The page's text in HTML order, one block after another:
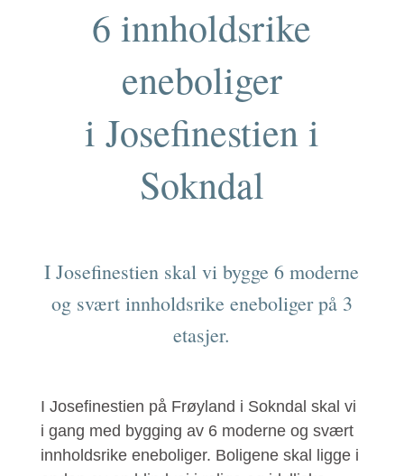
6 innholdsrike
eneboliger
i Josefinestien i
Sokndal
I Josefinestien skal vi bygge 6 moderne
og svært innholdsrike eneboliger på 3
etasjer.
I Josefinestien på Frøyland i Sokndal skal vi
i gang med bygging av 6 moderne og svært
innholdsrike eneboliger. Boligene skal ligge i